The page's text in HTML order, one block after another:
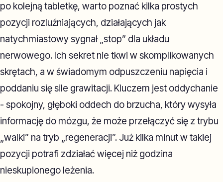
po kolejną tabletkę, warto poznać kilka prostych
pozycji rozluźniających, działających jak
natychmiastowy sygnał „stop” dla układu
nerwowego. Ich sekret nie tkwi w skomplikowanych
skrętach, a w świadomym odpuszczeniu napięcia i
poddaniu się sile grawitacji. Kluczem jest oddychanie
- spokojny, głęboki oddech do brzucha, który wysyła
informację do mózgu, że może przełączyć się z trybu
„walki” na tryb „regeneracji”. Już kilka minut w takiej
pozycji potrafi zdziałać więcej niż godzina
nieskupionego leżenia.